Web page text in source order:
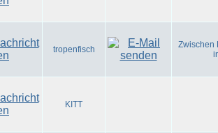
tropenfisch
Zwischen
KITT